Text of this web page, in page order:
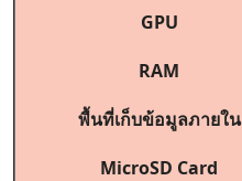
GPU
RAM
พื้นที่เก็บข้อมูลภายใน
MicroSD Card